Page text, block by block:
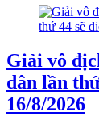
Giải vô
dân lần
16/8/2026